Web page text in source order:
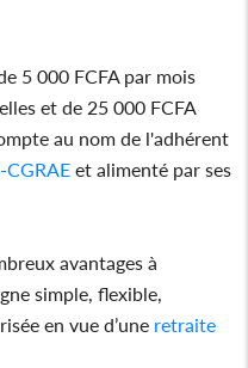
5 000 FCFA par mois
et de 25 000 FCFA
au nom de l'adhérent
CGRAE et alimenté par ses
avantages à
simple, flexible,
en vue d’une retraite